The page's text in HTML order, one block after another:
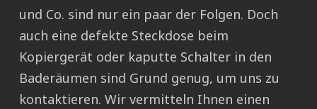
und Co. sind nur ein paar der Folgen. Doch
auch eine defekte Steckdose beim
Kopiergerät oder kaputte Schalter in den
Baderäumen sind Grund genug, um uns zu
kontaktieren. Wir vermitteln Ihnen einen